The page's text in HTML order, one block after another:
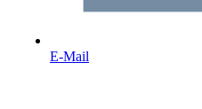
E-Mail